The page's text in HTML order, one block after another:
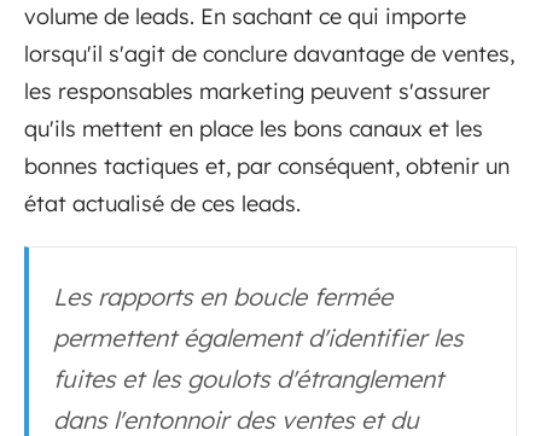
volume de leads. En sachant ce qui importe
lorsqu'il s'agit de conclure davantage de ventes,
les responsables marketing peuvent s'assurer
qu'ils mettent en place les bons canaux et les
bonnes tactiques et, par conséquent, obtenir un
état actualisé de ces leads.
Les rapports en boucle fermée
permettent également d'identifier les
fuites et les goulots d'étranglement
dans l'entonnoir des ventes et du